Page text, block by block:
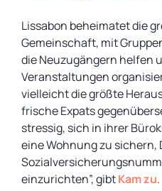
Lissabon beheimatet die
Gemeinschaft, mit
die Neuzugängern helfen
Veranstaltungen
vielleicht die größte
frische Expats
stressig, sich in ihrer
eine Wohnung zu sichern,
einzurichten”, gibtKam zu.